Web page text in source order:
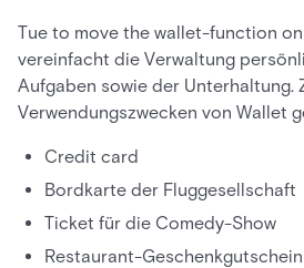
Tue to move the wallet-function
vereinfacht die Verwaltung
Aufgaben sowie der Unterhaltung.
Verwendungszwecken von Wallet
Credit card
Bordkarte der Fluggesellschaft
Ticket für die Comedy-Show
Restaurant-Geschenkgutschein